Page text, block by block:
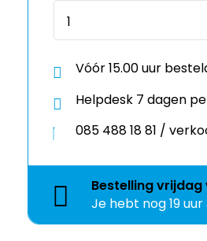
Vóór 15.00 uur
Helpdesk 7 dagen
085 488 18 81 /
Bestellingvrijdag
Je hebt nog19